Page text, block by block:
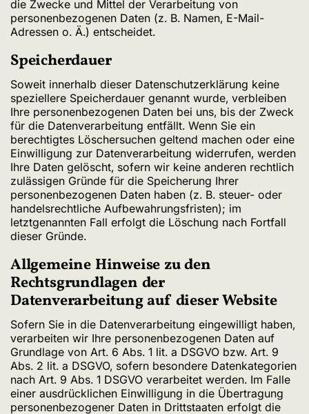
die Zwecke und Mittel der Verarbeitung von
personenbezogenen Daten (z. B. Namen, E-Mail-
Adressen o. Ä.) entscheidet.
Speicherdauer
Soweit innerhalb dieser Datenschutzerklärung keine
speziellere Speicherdauer genannt wurde, verbleiben
Ihre personenbezogenen Daten bei uns, bis der Zweck
für die Datenverarbeitung entfällt. Wenn Sie ein
berechtigtes Löschersuchen geltend machen oder eine
Einwilligung zur Datenverarbeitung widerrufen, werden
Ihre Daten gelöscht, sofern wir keine anderen rechtlich
zulässigen Gründe für die Speicherung Ihrer
personenbezogenen Daten haben (z. B. steuer- oder
handelsrechtliche Aufbewahrungsfristen); im
letztgenannten Fall erfolgt die Löschung nach Fortfall
dieser Gründe.
Allgemeine Hinweise zu den
Rechtsgrundlagen der
Datenverarbeitung auf dieser Website
Sofern Sie in die Datenverarbeitung eingewilligt haben,
verarbeiten wir Ihre personenbezogenen Daten auf
Grundlage von Art. 6 Abs. 1 lit. a DSGVO bzw. Art. 9
Abs. 2 lit. a DSGVO, sofern besondere Datenkategorien
nach Art. 9 Abs. 1 DSGVO verarbeitet werden. Im Falle
einer ausdrücklichen Einwilligung in die Übertragung
personenbezogener Daten in Drittstaaten erfolgt die